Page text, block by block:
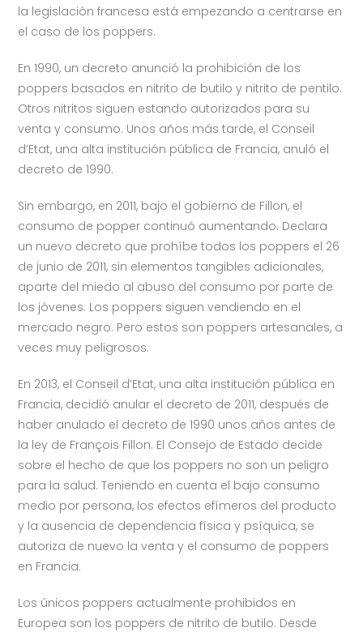
la legislación francesa está empezando a centrarse en
el caso de los poppers.
En 1990, un decreto anunció la prohibición de los
poppers basados en nitrito de butilo y nitrito de pentilo.
Otros nitritos siguen estando autorizados para su
venta y consumo. Unos años más tarde, el Conseil
d’Etat, una alta institución pública de Francia, anuló el
decreto de 1990.
Sin embargo, en 2011, bajo el gobierno de Fillon, el
consumo de popper continuó aumentando. Declara
un nuevo decreto que prohíbe todos los poppers el 26
de junio de 2011, sin elementos tangibles adicionales,
aparte del miedo al abuso del consumo por parte de
los jóvenes. Los poppers siguen vendiendo en el
mercado negro. Pero estos son poppers artesanales, a
veces muy peligrosos.
En 2013, el Conseil d’Etat, una alta institución pública en
Francia, decidió anular el decreto de 2011, después de
haber anulado el decreto de 1990 unos años antes de
la ley de François Fillon. El Consejo de Estado decide
sobre el hecho de que los poppers no son un peligro
para la salud. Teniendo en cuenta el bajo consumo
medio por persona, los efectos efímeros del producto
y la ausencia de dependencia física y psíquica, se
autoriza de nuevo la venta y el consumo de poppers
en Francia.
Los únicos poppers actualmente prohibidos en
Europea son los poppers de nitrito de butilo. Desde